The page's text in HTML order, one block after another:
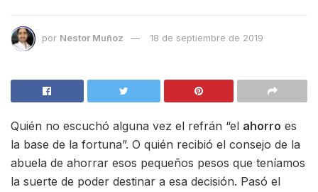
por Nestor Muñoz 18 de septiembre de 2019
Quién no escuchó alguna vez el refrán “el ahorro es
la base de la fortuna”. O quién recibió el consejo de la
abuela de ahorrar esos pequeños pesos que teníamos
la suerte de poder destinar a esa decisión. Pasó el